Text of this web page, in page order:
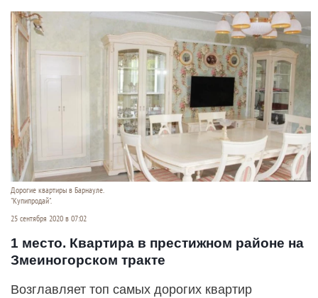
Дорогие квартиры в Барнауле.
"Купипродай".
25 сентября 2020 в 07:02
1 место. Квартира в престижном районе на
Змеиногорском тракте
Возглавляет топ самых дорогих квартир